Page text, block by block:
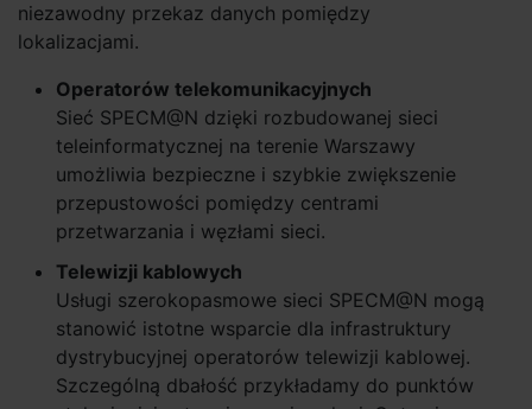
niezawodny przekaz danych pomiędzy
lokalizacjami.
Operatorów telekomunikacyjnych
Sieć SPECM@N dzięki rozbudowanej sieci
teleinformatycznej na terenie Warszawy
umożliwia bezpieczne i szybkie zwiększenie
przepustowości pomiędzy centrami
przetwarzania i węzłami sieci.
Telewizji kablowych
Usługi szerokopasmowe sieci SPECM@N mogą
stanowić istotne wsparcie dla infrastruktury
dystrybucyjnej operatorów telewizji kablowej.
Szczególną dbałość przykładamy do punktów